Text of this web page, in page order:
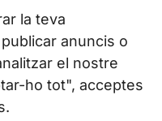
la teva
anuncis o
el nostre
ho tot", acceptes